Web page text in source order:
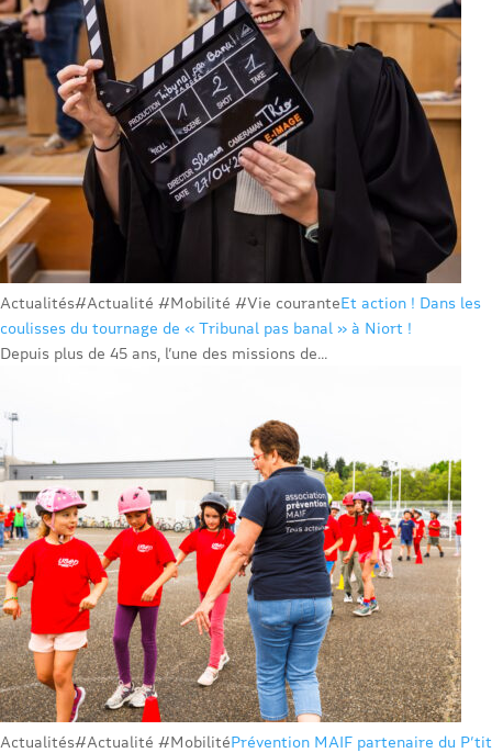
Actualités#Actualité #Mobilité #Vie couranteEt action ! Dans les
coulisses du tournage de « Tribunal pas banal » à Niort !
Depuis plus de 45 ans, l’une des missions de...
Actualités#Actualité #MobilitéPrévention MAIF partenaire du P’tit